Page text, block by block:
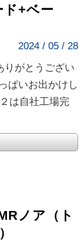
+ベー
2024 / 05 / 28
りがとうござい
ぱいお出かけし
は自社工場完
ノア（ト